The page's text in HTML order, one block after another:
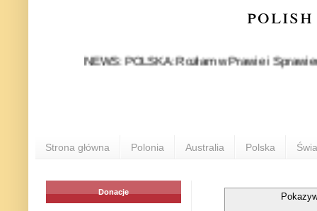
NEWS: POLSKA: Rozłam w Prawie i
Strona główna Polonia Australia Polska
Donacje